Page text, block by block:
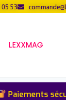
05 53
LEXXMAG
Paiements